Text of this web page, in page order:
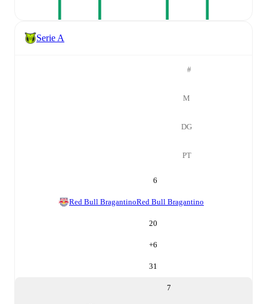
Serie A
#
M
DG
PT
6
Red Bull BragantinoRed Bull Bragantino
20
+6
31
7